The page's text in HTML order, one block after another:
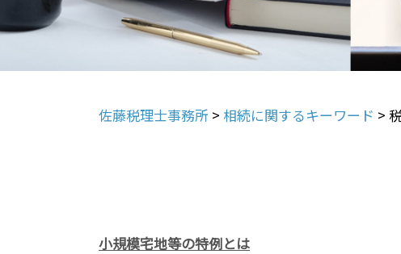
佐藤税理士事務所 > 相続に関するキーワード >
小規模宅地等の特例とは